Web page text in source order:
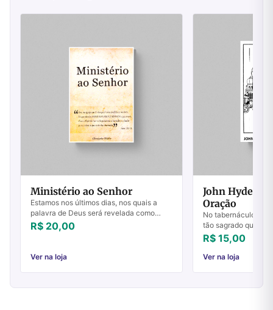
Ministério ao Senhor
Estamos nos últimos dias, nos quais a
palavra de Deus será revelada como
nunca antes pela boca de seus ministros
e seus propósitos serão realizados na
R$ 20,00
Ver na loja
John Hyde -
Oração
No tabernáculo de
tão sagrado que de
Israel somente um
permissão de
hom...
R$ 15,00
Ver na loja